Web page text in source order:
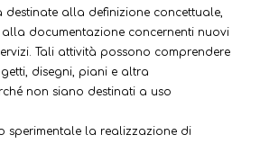
destinate alla definizione concettuale,
documentazione concernenti nuovi
Tali attività possono comprendere
disegni, piani e altra
non siano destinati a uso
sperimentale la realizzazione di